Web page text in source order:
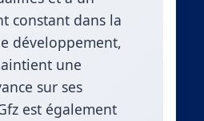
constant dans la
développement,
une
sur ses
est également